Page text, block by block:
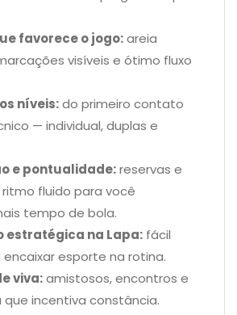
favorece o jogo:areia
visíveis e ótimo fluxo
níveis:do primeiro contato
— individual, duplas e
e pontualidade:reservas e
fluido para você
tempo de bola.
estratégica na Lapa: fácil
esporte na rotina.
viva:amistosos, encontros e
que incentiva constância.